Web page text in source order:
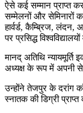
ऐसे कई सम्मान प्राप्त
सम्मेलनों और सेमिनारों
हार्वर्ड, कैम्ब्रिज, लंदन,
पर प्रसिद्ध
मानद् अतिथि
अध्यक्ष के रूप में अपनी
उन्होंने तेजपुर के दरांग
स्नातक की डिग्री प्राप्त